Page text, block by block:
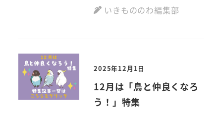
いきもののわ編集部
2025年12月1日
12月は「鳥と仲良くなろ
う！」特集